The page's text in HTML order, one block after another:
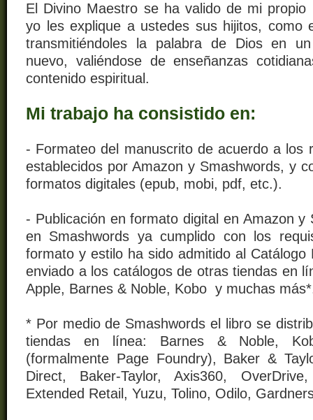
El Divino Maestro se ha valido de mi propio
yo les explique a ustedes sus hijitos, como
transmitiéndoles la palabra de Dios en
nuevo, valiéndose de enseñanzas
contenido espiritual.
Mi trabajo ha consistido en:
- Formateo del manuscrito de acuerdo a los
establecidos por Amazon y Smashwords, y
formatos digitales (epub, mobi, pdf, etc.).
- Publicación en formato digital en Amazon y
en Smashwords ya cumplido con los
formato y estilo ha sido admitido al Catálogo
enviado a los catálogos de otras tiendas en
Apple, Barnes & Noble, Kobo y muchas
* Por medio de Smashwords el libro se
tiendas en línea: Barnes & Noble,
(formalmente Page Foundry), Baker &
Direct, Baker-Taylor, Axis360,
Extended Retail, Yuzu, Tolino, Odilo,